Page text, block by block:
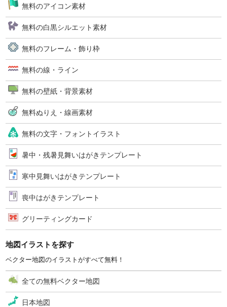
無料のアイコン素材
無料の白黒シルエット素材
無料のフレーム・飾り枠
無料の線・ライン
無料の壁紙・背景素材
無料ぬりえ・線画素材
無料の文字・フォントイラスト
暑中・残暑見舞いはがきテンプレート
寒中見舞いはがきテンプレート
喪中はがきテンプレート
グリーティングカード
地図イラストを探す
ベクター地図のイラストがすべて無料！
全ての無料ベクター地図
日本地図